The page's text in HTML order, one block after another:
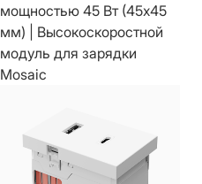
мощностью 45 Вт (45x45
мм) | Высокоскоростной
модуль для зарядки
Mosaic